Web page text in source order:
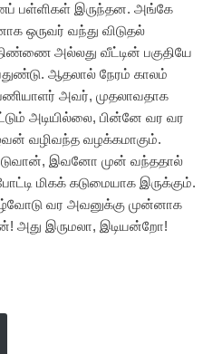
பள்ளிகள் இருந்தன. அங்கே
ஒருவர் வந்து விடுதல்
அல்லது வீட்டின் பகுதியே
ஆதலால் நேரம் காலம்
அவர், முதலாவதாக
அடியில்லை, பின்னே வர வர
வழிவந்த வழக்கமாகும்.
இவனோ முன் வந்ததால்
மிகக் கடுமையாக இருக்கும்.
வர அவனுக்கு முன்னாக
அது இருமலா, இடியன்றோ!